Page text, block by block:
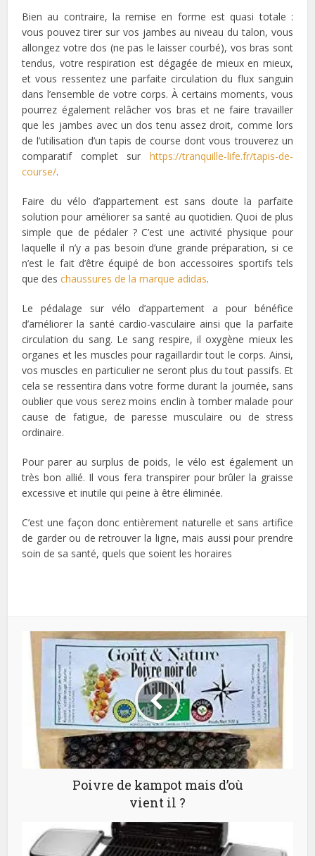
Bien au contraire, la remise en forme est quasi totale :
vous pouvez tirer sur vos jambes au niveau du talon, vous
allongez votre dos (ne pas le laisser courbé), vos bras sont
tendus, votre respiration est dégagée de mieux en mieux,
et vous ressentez une parfaite circulation du flux sanguin
dans l’ensemble de votre corps. À certains moments, vous
pourrez également relâcher vos bras et ne faire travailler
que les jambes avec un dos tenu assez droit, comme lors
de l’utilisation d’un tapis de course dont vous trouverez un
comparatif complet sur https://tranquille-life.fr/tapis-de-
course/.
Faire du vélo d’appartement est sans doute la parfaite
solution pour améliorer sa santé au quotidien. Quoi de plus
simple que de pédaler ? C’est une activité physique pour
laquelle il n’y a pas besoin d’une grande préparation, si ce
n’est le fait d’être équipé de bon accessoires sportifs tels
que deschaussures de la marque adidas.
Le pédalage sur vélo d’appartement a pour bénéfice
d’améliorer la santé cardio-vasculaire ainsi que la parfaite
circulation du sang. Le sang respire, il oxygène mieux les
organes et les muscles pour ragaillardir tout le corps. Ainsi,
vos muscles en particulier ne seront plus du tout passifs. Et
cela se ressentira dans votre forme durant la journée, sans
oublier que vous serez moins enclin à tomber malade pour
cause de fatigue, de paresse musculaire ou de stress
ordinaire.
Pour parer au surplus de poids, le vélo est également un
très bon allié. Il vous fera transpirer pour brûler la graisse
excessive et inutile qui peine à être éliminée.
C’est une façon donc entièrement naturelle et sans artifice
de garder ou de retrouver la ligne, mais aussi pour prendre
soin de sa santé, quels que soient les horaires
Poivre de kampot mais d’où
vient il ?